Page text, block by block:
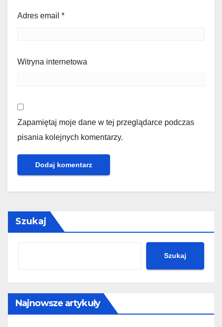
Adres email *
Witryna internetowa
Zapamiętaj moje dane w tej przeglądarce podczas
pisania kolejnych komentarzy.
Szukaj
Szukaj
Najnowsze artykuły